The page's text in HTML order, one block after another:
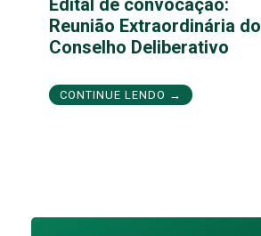
Reunião Extraordinária do
Conselho Deliberativo
CONTINUE LENDO →